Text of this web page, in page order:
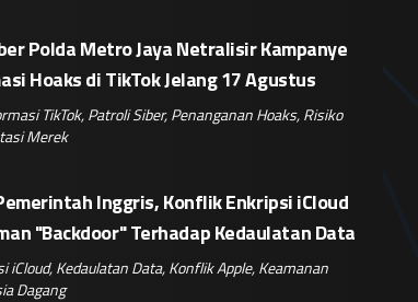
Polda Metro Jaya Netralisir Kampanye
Hoaks di TikTok Jelang 17 Agustus
TikTok,Patroli Siber,Penanganan Hoaks,Risiko
Merek
Inggris, Konflik Enkripsi iCloud
"Backdoor" Terhadap Kedaulatan Data
iCloud,Kedaulatan Data,Konflik Apple,Keamanan
Dagang